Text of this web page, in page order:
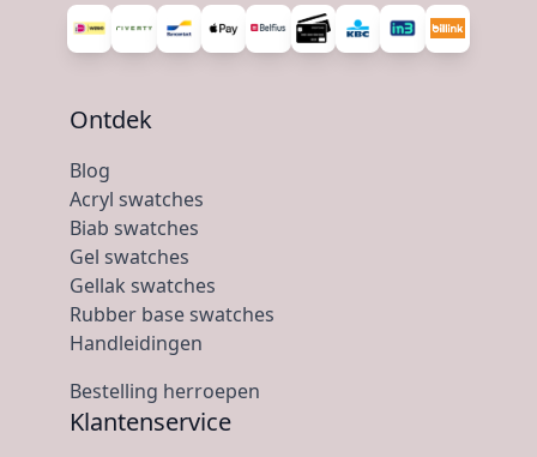
Ontdek
Blog
Acryl swatches
Biab swatches
Gel swatches
Gellak swatches
Rubber base swatches
Handleidingen
Bestelling herroepen
Klantenservice